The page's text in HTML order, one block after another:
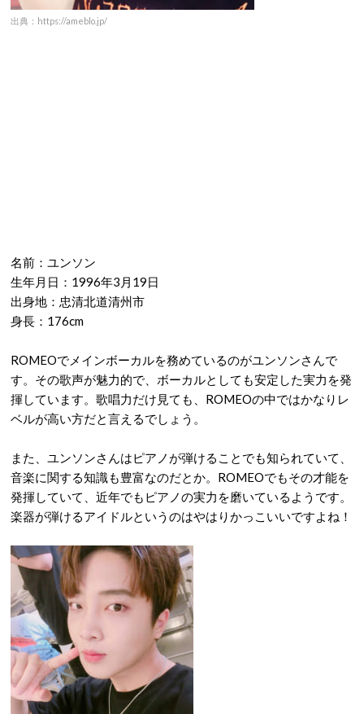
出典：https://ameblo.jp/
名前：ユンソン
生年月日：1996年3月19日
出身地：忠清北道清州市
身長：176cm
ROMEOでメインボーカルを務めているのがユンソンさんで
す。その歌声が魅力的で、ボーカルとしても安定した実力を発
揮しています。歌唱力だけ見ても、ROMEOの中ではかなりレ
ベルが高い方だと言えるでしょう。
また、ユンソンさんはピアノが弾けることでも知られていて、
音楽に関する知識も豊富なのだとか。ROMEOでもその才能を
発揮していて、近年でもピアノの実力を磨いているようです。
楽器が弾けるアイドルというのはやはりかっこいいですよね！